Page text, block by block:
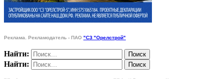
Реклама. Рекламодатель - ПАО "СЗ "Орелстрой"
Найти:
Найти: